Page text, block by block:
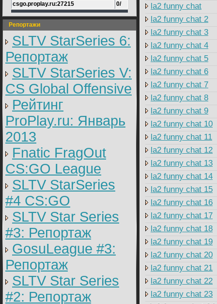
csgo.proplay.ru:27215 0/
Репортажи
SLTV StarSeries 6:
Репортаж
SLTV StarSeries V:
CS Global Offensive
Рейтинг
ProPlay.ru: Январь
2013
Fnatic FragOut
CS:GO League
SLTV StarSeries
#4 CS:GO
SLTV Star Series
#3: Репортаж
GosuLeague #3:
Репортаж
SLTV Star Series
#2: Репортаж
la2 funny chat
la2 funny chat 2
la2 funny chat 3
la2 funny chat 4
la2 funny chat 5
la2 funny chat 6
la2 funny chat 7
la2 funny chat 8
la2 funny chat 9
la2 funny chat 10
la2 funny chat 11
la2 funny chat 12
la2 funny chat 13
la2 funny chat 14
la2 funny chat 15
la2 funny chat 16
la2 funny chat 17
la2 funny chat 18
la2 funny chat 19
la2 funny chat 20
la2 funny chat 21
la2 funny chat 22
la2 funny chat 23